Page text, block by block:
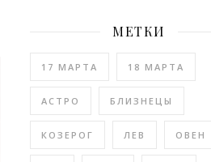
МЕТКИ
17 МАРТА 18 МАРТА
АСТРО БЛИЗНЕЦЫ
КОЗЕРОГ ЛЕВ ОВЕН